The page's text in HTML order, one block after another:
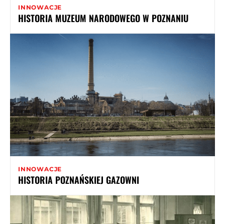
INNOWACJE
HISTORIA MUZEUM NARODOWEGO W POZNANIU
INNOWACJE
HISTORIA POZNAŃSKIEJ GAZOWNI